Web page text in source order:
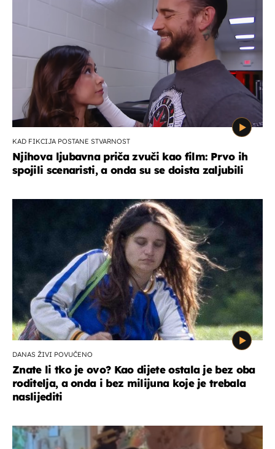
KAD FIKCIJA POSTANE STVARNOST
Njihova ljubavna priča zvuči kao film: Prvo ih
spojili scenaristi, a onda su se doista zaljubili
DANAS ŽIVI POVUČENO
Znate li tko je ovo? Kao dijete ostala je bez oba
roditelja, a onda i bez milijuna koje je trebala
naslijediti